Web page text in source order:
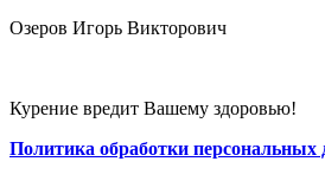
Озеров Игорь Викторович
Курение вредит Вашему здоровью!
Политика обработки персональных